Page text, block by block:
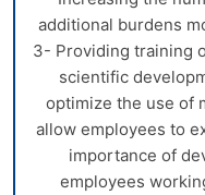
additional burdens
3- Providing training
scientific
optimize the use of
allow employees to
importance of
employees